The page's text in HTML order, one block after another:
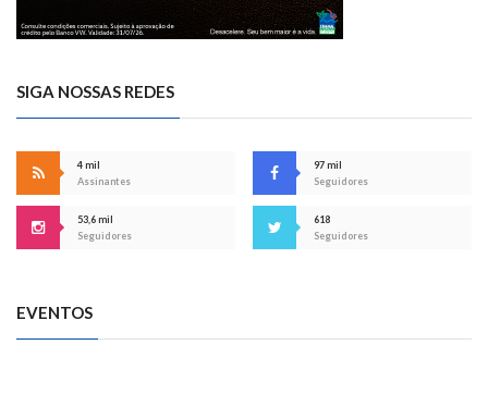
SIGA NOSSAS REDES
4 mil
Assinantes
97 mil
Seguidores
53,6 mil
Seguidores
618
Seguidores
EVENTOS